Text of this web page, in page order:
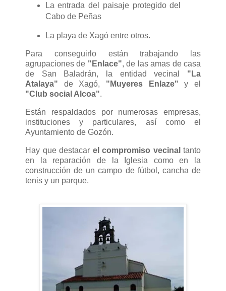
La entrada del paisaje protegido del
Cabo de Peñas
La playa de Xagó entre otros.
Para conseguirlo están trabajando las
agrupaciones de "Enlace", de las amas de casa
de San Baladrán, la entidad vecinal "La
Atalaya" de Xagó, "Muyeres Enlaze" y el
"Club social Alcoa".
Están respaldados por numerosas empresas,
instituciones y particulares, así como el
Ayuntamiento de Gozón.
Hay que destacar el compromiso vecinal tanto
en la reparación de la Iglesia como en la
construcción de un campo de fútbol, cancha de
tenis y un parque.